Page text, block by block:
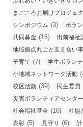
まごころお届けプロジェ
シンポジウム (3) ボラ
共同募金 (16) 出前福祉
地域拠点丸ごと支え合い
子育て (7) 学生ボラン
小地域ネットワーク活動
校区活動 (39) 民生委員
災害ボランティアセンター
社会福祉基金 (16) 社協
表彰 (5) 見守り (6)